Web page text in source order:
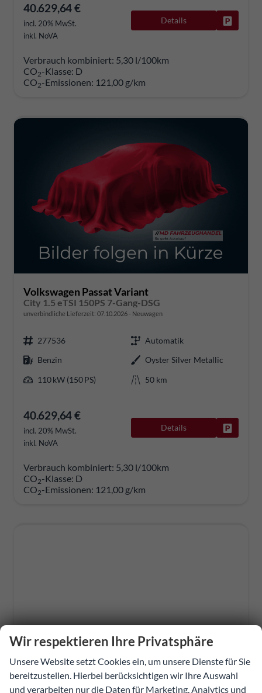
40.629,64 €
incl. 20% MwSt.
inkl. NoVA
Details
Verbrauch kombiniert: 5,30 l/100km
CO2-Klasse: D
CO2-Emissionen: 121,00 g/km
Volkswagen Passat Variant
City 1.5 eTSI 150PS 7-Gang-DSG
unverbindliche Lieferzeit: 07.10.2026 Neuwagen
277536
Automatik
Benzin
Oyster Silver Metallic
110 kW (150 PS)
50 km
40.629,64 €
incl. 20% MwSt.
inkl. NoVA
Details
Verbrauch kombiniert: 5,30 l/100km
CO2-Klasse: D
CO2-Emissionen: 121,00 g/km
Wir respektieren Ihre Privatsphäre
Unsere Website setzt Cookies ein, um unsere Dienste für Sie
bereitzustellen. Hierbei berücksichtigen wir Ihre Auswahl
und verarbeiten nur die Daten für Marketing, Analytics und